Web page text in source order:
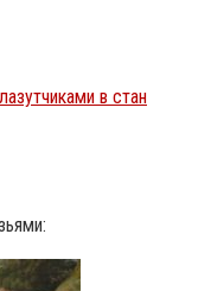
в стан